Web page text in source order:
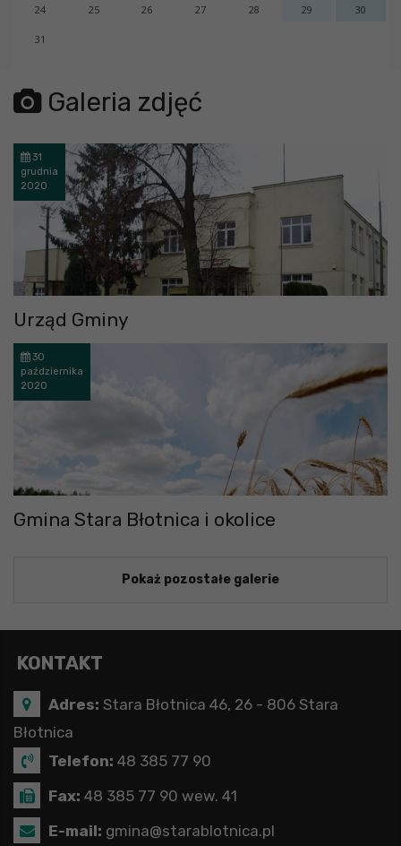
24 25 26 27 28 29 30
31
error getting json:
Galeria zdjęć
31
grudnia
2020
Urząd Gminy
30
października
2020
Gmina Stara Błotnica i okolice
Pokaż pozostałe galerie
KONTAKT
Adres: Stara Błotnica 46, 26 - 806 Stara
Błotnica
Telefon: 48 385 77 90
Fax: 48 385 77 90 wew. 41
E-mail: gmina@starablotnica.pl